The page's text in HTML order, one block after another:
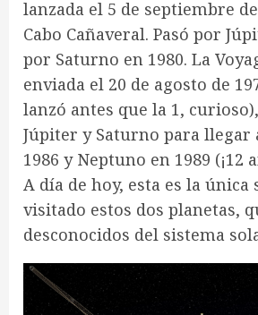
lanzada el 5 de septiembre
Cabo Cañaveral. Pasó por
por Saturno en 1980. La
enviada el 20 de agosto de
lanzó antes que la 1,
Júpiter y Saturno para llegar
1986 y Neptuno en 1989 (¡12
A día de hoy, esta es la única
visitado estos dos planetas,
desconocidos del sistema